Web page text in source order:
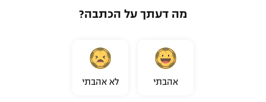
מה דעתך על הכתבה?
אהבתי לא אהבתי